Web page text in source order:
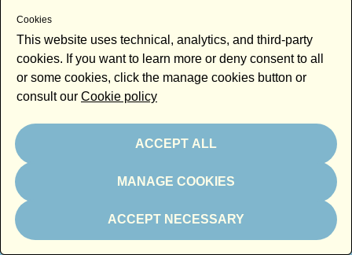
In kind partner
Thanks to
Cookies
This website uses technical, analytics, and third-party
cookies. If you want to learn more or deny consent to all
or some cookies, click the manage cookies button or
consult our Cookie policy
ACCEPT ALL
MANAGE COOKIES
ACCEPT NECESSARY